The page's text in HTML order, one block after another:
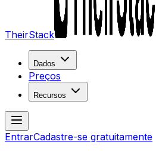
TheirStack
Dados
Preços
Recursos
EntrarCadastre-se gratuitamente